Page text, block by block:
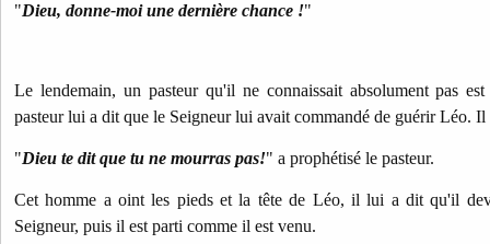
"Dieu, donne-moi une dernière chance !"
Le lendemain, un pasteur qu'il ne connaissait absolument pas
pasteur lui a dit que le Seigneur lui avait commandé de guérir Léo.
"Dieu te dit que tu ne mourras pas!" a prophétisé le pasteur.
Cet homme a oint les pieds et la tête de Léo, il lui a dit qu'il
Seigneur, puis il est parti comme il est venu.